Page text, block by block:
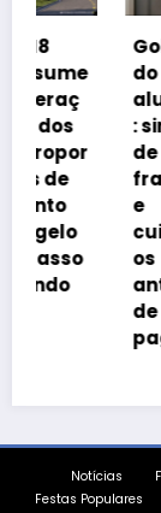
do falso
aluguel
: sinais
de
fraude
e
cuidad
os
antes
Notícias
Festas Populares